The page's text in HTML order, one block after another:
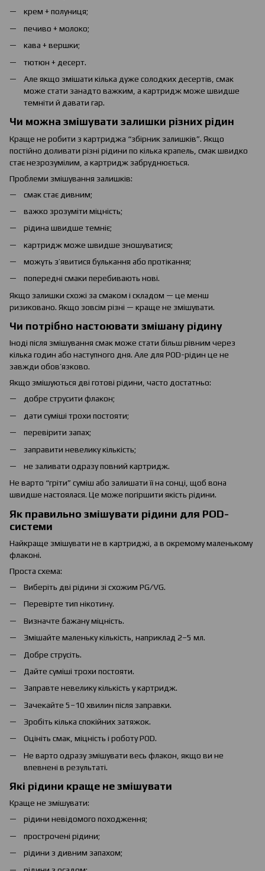
крем + полуниця;
печиво + молоко;
кава + вершки;
тютюн + десерт.
Але якщо змішати кілька дуже солодких десертів, смак
може стати занадто важким, а картридж може швидше
темніти й давати гар.
Чи можна змішувати залишки різних рідин
Краще не робити з картриджа “збірник залишків”. Якщо
постійно доливати різні рідини по кілька крапель, смак швидко
стає незрозумілим, а картридж забруднюється.
Проблеми змішування залишків:
смак стає дивним;
важко зрозуміти міцність;
рідина швидше темніє;
картридж може швидше зношуватися;
можуть з’явитися булькання або протікання;
попередні смаки перебивають нові.
Якщо залишки схожі за смаком і складом — це менш
ризиковано. Якщо зовсім різні — краще не змішувати.
Чи потрібно настоювати змішану рідину
Іноді після змішування смак може стати більш рівним через
кілька годин або наступного дня. Але для POD-рідин це не
завжди обов’язково.
Якщо змішуються дві готові рідини, часто достатньо:
добре струсити флакон;
дати суміші трохи постояти;
перевірити запах;
заправити невелику кількість;
не заливати одразу повний картридж.
Не варто “гріти” суміш або залишати її на сонці, щоб вона
швидше настоялася. Це може погіршити якість рідини.
Як правильно змішувати рідини для POD-
системи
Найкраще змішувати не в картриджі, а в окремому маленькому
флаконі.
Проста схема:
Виберіть дві рідини зі схожим PG/VG.
Перевірте тип нікотину.
Визначте бажану міцність.
Змішайте маленьку кількість, наприклад 2–5 мл.
Добре струсіть.
Дайте суміші трохи постояти.
Заправте невелику кількість у картридж.
Зачекайте 5–10 хвилин після заправки.
Зробіть кілька спокійних затяжок.
Оцініть смак, міцність і роботу POD.
Не варто одразу змішувати весь флакон, якщо ви не
впевнені в результаті.
Які рідини краще не змішувати
Краще не змішувати:
рідини невідомого походження;
прострочені рідини;
рідини з дивним запахом;